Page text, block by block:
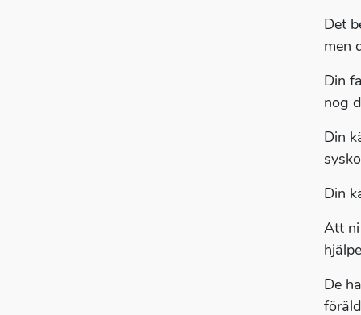
Det
men
Din
nog
Din
Din
Att
De